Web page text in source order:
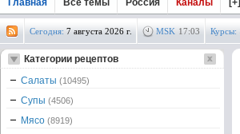
Главная Все темы Россия Каналы
Сегодня: 7 августа 2026 г. MSK 17:03 Курсы:
Категории рецептов
Салаты (10495)
Супы (4506)
Мясо (8919)